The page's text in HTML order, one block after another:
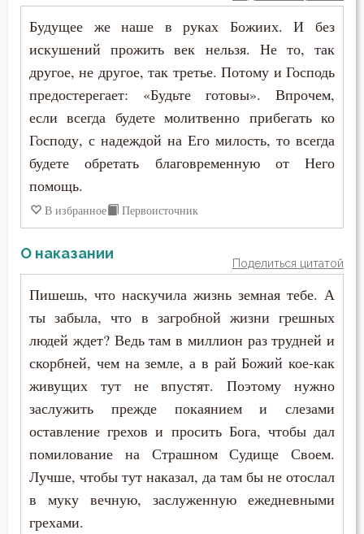
Будущее же наше в руках Божиих. И без
искушений прожить век нельзя. Не то, так
другое, не другое, так третье. Потому и Господь
предостерегает: «Будьте готовы». Впрочем,
если всегда будете молитвенно прибегать ко
Господу, с надеждой на Его милость, то всегда
будете обретать благовременную от Него
помощь.
В избранное Первоисточник
О наказании
Поделиться цитатой
Пишешь, что наскучила жизнь земная тебе. А
ты забыла, что в загробной жизни грешных
людей ждет? Ведь там в миллион раз трудней и
скорбней, чем на земле, а в рай Божий кое-как
живущих тут не впустят. Поэтому нужно
заслужить прежде покаянием и слезами
оставление грехов и просить Бога, чтобы дал
помилование на Страшном Судище Своем.
Лучше, чтобы тут наказал, да там бы не отослал
в муку вечную, заслуженную ежедневными
грехами.